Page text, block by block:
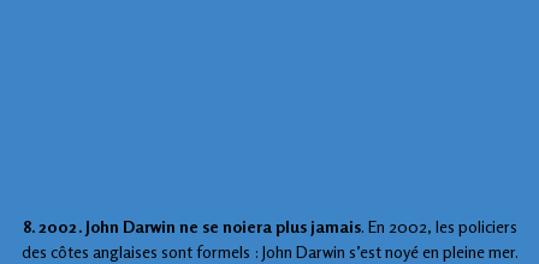
8. 2002. John Darwin ne se noiera plus jamais. En 2002, les policiers
des côtes anglaises sont formels : John Darwin s’est noyé en pleine mer.